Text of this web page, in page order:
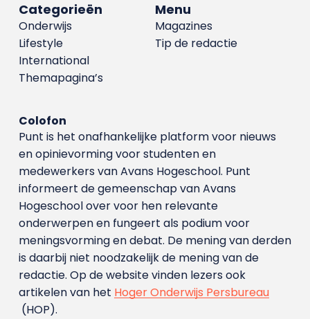
Menu
Magazines
Tip de redactie
Categorieën
Onderwijs
Lifestyle
International
Themapagina’s
Colofon
Punt is het onafhankelijke platform voor nieuws
en opinievorming voor studenten en
medewerkers van Avans Hoge­school. Punt
informeert de gemeenschap van Avans
Hogeschool over voor hen relevante
onderwerpen en fungeert als podium voor
meningsvorming en debat. De mening van derden
is daarbij niet noodzakelijk de mening van de
redactie. Op de website vinden lezers ook
artikelen van het Hoger Onderwijs Persbureau
(HOP).